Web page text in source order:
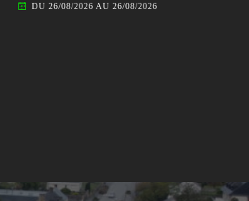
DU 26/08/2026 AU 26/08/2026